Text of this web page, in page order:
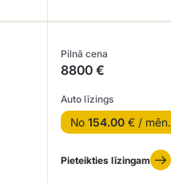
Pilnā cena
8800 €
Auto līzings
No 154.00€ / mēn.
Pieteikties līzingam